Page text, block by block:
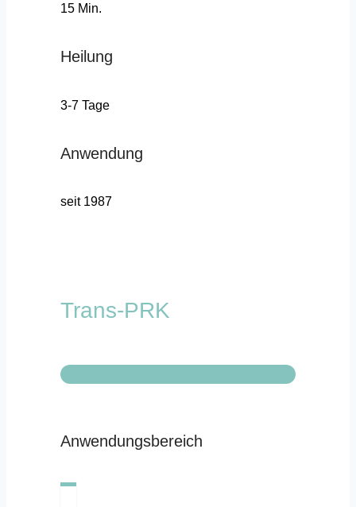
15 Min.
Heilung
3-7 Tage
Anwendung
seit 1987
Trans-PRK
Anwendungsbereich